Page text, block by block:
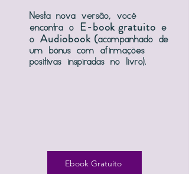
Nesta nova versão, você
encontra o
E-book gratuito e
o Audiobook (acompanhado de
um bônus com afirmações
positivas inspiradas no livro).​
Ebook Gratuito